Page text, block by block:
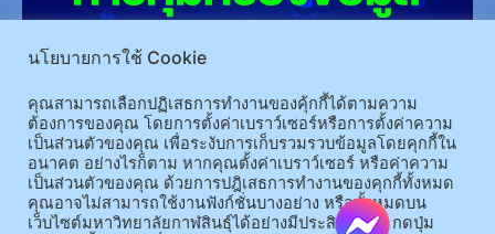
(อ.นามน)13 หมู่ 14 ต.สงเปลือย อ.นามน จ.กาฬสินธุ์ 46230โทรศัพท์ : 043-602-055 โทรสาร :
043-602-044
(อ.เมือง)62/1 ถ.เกษตรสมบูรณ์ ต.กาฬสินธุ์ อ.เมือง จ.กาฬสินธุ์ 46000โทรศัพท์ 043-811128 08-
64584360 โทรสาร 043-813070
นโยบายการใช้ Cookie
คุณสามารถเลือกปฏิเสธการทำงานของคุ้กกี้ได้ตามความ
ต้องการของคุณ โดยการตั้งค่าเบราว์เซอร์หรือการตั้งค่าความ
เป็นส่วนตัวของคุณ เพื่อระงับการเก็บรวมรวบข้อมูลโดยคุกกี้ใน
อนาคต อย่างไรก็ตาม หากคุณตั้งค่าเบราว์เซอร์ หรือค่าความ
เป็นส่วนตัวของคุณ ด้วยการปฎิเสธการทำงานของคุกกี้ทั้งหมด
คุณอาจไม่สามารถใช้งานฟังก์ชั่นบางอย่าง หรือทั้งหมดบน
เว็บไซต์มหาวิทยาลัยกาฬสินธุ์ได้อย่างมีประสิทธิภาพ กดปุ่ม